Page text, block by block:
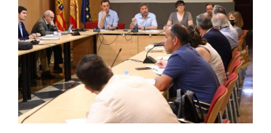
imagen
más
grande